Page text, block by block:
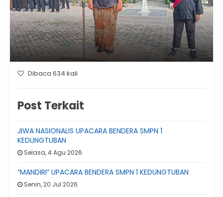
Dibaca 634 kali
Post Terkait
JIWA NASIONALIS UPACARA BENDERA SMPN 1
KEDUNGTUBAN
Selasa, 4 Agu 2026
“MANDIRI” UPACARA BENDERA SMPN 1 KEDUNGTUBAN
Senin, 20 Jul 2026